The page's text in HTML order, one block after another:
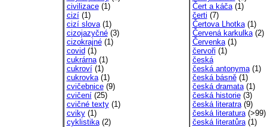
civilizace(1)
cizí(1)
cizí slova(1)
cizojazyčné(3)
cizokrajné(1)
covid (1)
cukrárna(1)
cukroví(1)
cukrovka(1)
cvičebnice(9)
cvičení(25)
cvičné texty(1)
cviky(1)
cyklistika(2)
Čert a káča(1)
čerti (7)
Čertova Lhotka(1)
Červená karkulka(2)
Červenka(1)
červoři (1)
česká
česká antonyma(1)
česká básně(1)
česká dramata(1)
česká historie(3)
česká literatra(9)
česká literatura(>99)
česká literatůra(1)